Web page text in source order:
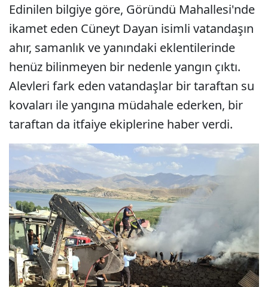
Edinilen bilgiye göre, Göründü Mahallesi'nde
ikamet eden Cüneyt Dayan isimli vatandaşın
ahır, samanlık ve yanındaki eklentilerinde
henüz bilinmeyen bir nedenle yangın çıktı.
Alevleri fark eden vatandaşlar bir taraftan su
kovaları ile yangına müdahale ederken, bir
taraftan da itfaiye ekiplerine haber verdi.